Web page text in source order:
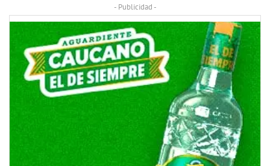
- Publicidad -